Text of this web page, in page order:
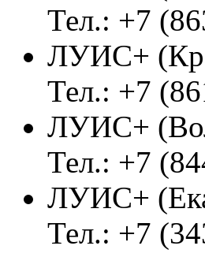
Тел.: +7
ЛУИС+
Тел.: +7
ЛУИС+
Тел.: +7
ЛУИС+
Тел.: +7